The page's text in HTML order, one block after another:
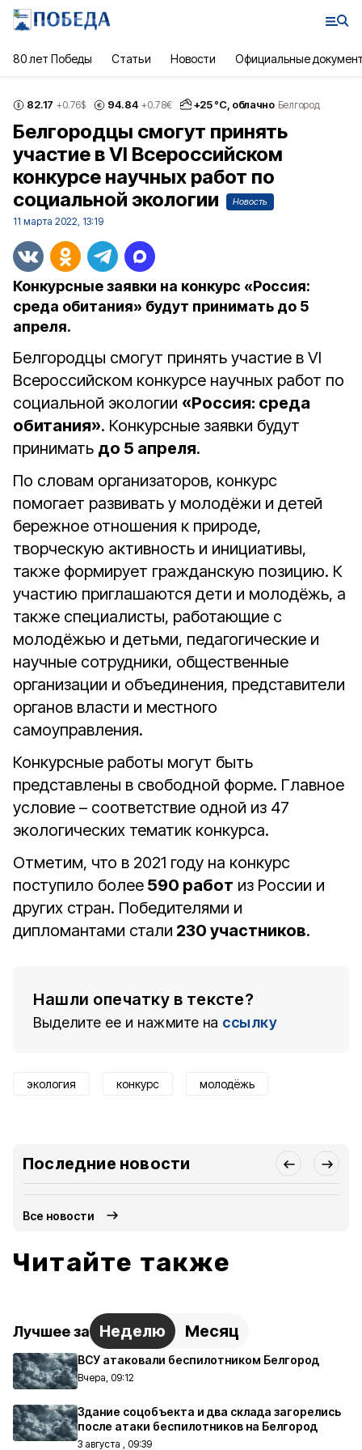
80 лет Победы Статьи Новости Официальные
82.17 +0.76$ 94.84 +0.78€ +25°С, облачно Белгород
Белгородцы смогут принять
участие в VI Всероссийском
конкурсе научных работ по
социальной экологии
Новость
11 марта 2022, 13:19
Конкурсные заявки на конкурс «Россия:
среда обитания» будут принимать до 5
апреля.
Белгородцы смогут принять участие в VI
Всероссийском конкурсе научных работ по
социальной экологии «Россия: среда
обитания». Конкурсные заявки будут
принимать до 5 апреля.
По словам организаторов, конкурс
помогает развивать у молодёжи и детей
бережное отношения к природе,
творческую активность и инициативы,
также формирует гражданскую позицию. К
участию приглашаются дети и молодёжь, а
также специалисты, работающие с
молодёжью и детьми, педагогические и
научные сотрудники, общественные
организации и объединения, представители
органов власти и местного
самоуправления.
Конкурсные работы могут быть
представлены в свободной форме. Главное
условие – соответствие одной из 47
экологических тематик конкурса.
Отметим, что в 2021 году на конкурс
поступило более 590 работ из России и
других стран. Победителями и
дипломантами стали 230 участников.
Нашли опечатку в тексте?
Выделите ее и нажмите на ссылку
экология конкурс молодёжь
Последние новости
Все новости
Читайте также
Лучшее за Неделю Месяц
ВСУ атаковали беспилотником Белгород
Вчера, 09:12
Здание соцобъекта и два склада загорелись
после атаки беспилотников на Белгород
3 августа , 09:39